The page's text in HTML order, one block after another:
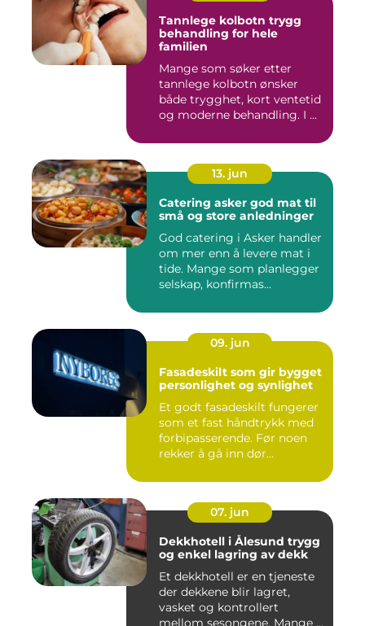
Tannlege kolbotn trygg
behandling for hele
familien
Mange som søker etter
tannlege kolbotn ønsker
både trygghet, kort ventetid
og moderne behandling. I ...
13. jun
Catering asker god mat til
små og store anledninger
God catering i Asker handler
om mer enn å levere mat i
tide. Mange som planlegger
selskap, konfirmas...
09. jun
Fasadeskilt som gir bygget
personlighet og synlighet
Et godt fasadeskilt fungerer
som et fast håndtrykk med
forbipasserende. Før noen
rekker å gå inn dør...
07. jun
Dekkhotell i Ålesund trygg
og enkel lagring av dekk
Et dekkhotell er en tjeneste
der dekkene blir lagret,
vasket og kontrollert
mellom sesongene. Mange ...